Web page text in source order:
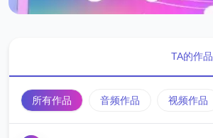
TA的作品
所有作品 音频作品 视频作品